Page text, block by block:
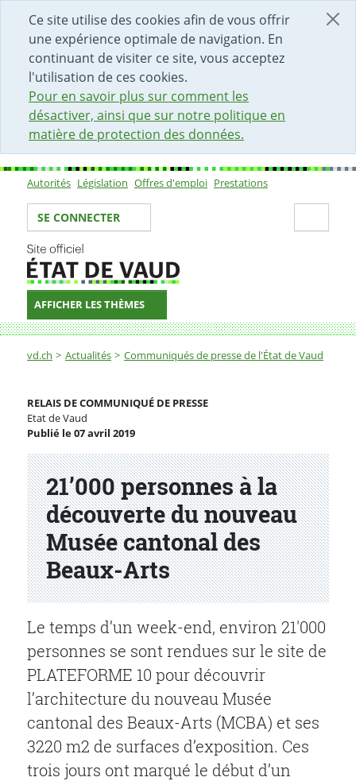
Ce site utilise des cookies afin de vous offrir
une expérience optimale de navigation. En
continuant de visiter ce site, vous acceptez
l'utilisation de ces cookies.
Pour en savoir plus sur comment les
désactiver, ainsi que sur notre politique en
matière de protection des données.
DÉBUT DU CONTENU DE LA PAGE
ACCÈS AU CHAMP DE RECHERCHE
PAGE D'ACCUEIL
FORMULAIRE DE CONTACT
Sous-navigation
Autorités Législation Offres d'emploi Prestations
Votre identité
SE CONNECTER
AFFICHER LES THÈMES
Fil d'Ariane
vd.ch Actualités Communiqués de presse de l'État de Vaud
21’000 personnes à la découverte du nouveau Musée
21’000 personnes à la
découverte du nouveau
Musée cantonal des
Beaux-Arts
RELAIS DE COMMUNIQUÉ DE PRESSE
Etat de Vaud
Publié le 07 avril 2019
Partenaire(s)
Le temps d’un week-end, environ 21'000
personnes se sont rendues sur le site de
PLATEFORME 10 pour découvrir
l’architecture du nouveau Musée
cantonal des Beaux-Arts (MCBA) et ses
3220 m2 de surfaces d’exposition. Ces
trois jours ont marqué le début d’un